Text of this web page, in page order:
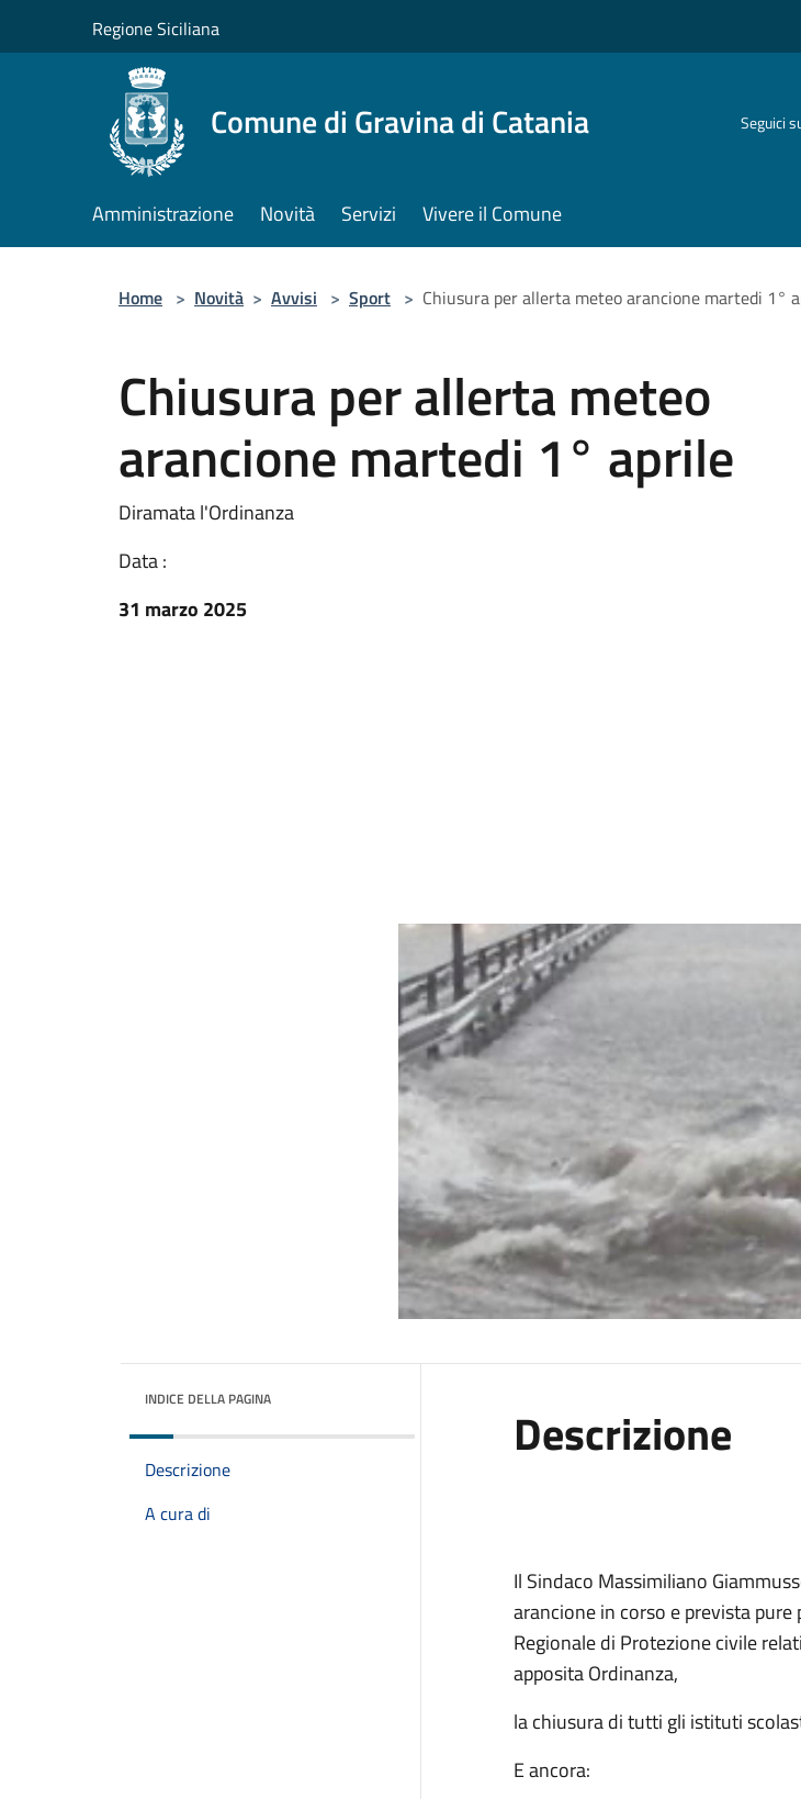
Regione Siciliana
Comune di Gravina di Catania Seguici
Amministrazione Novità Servizi Vivere il Comune
Home > Novità > Avvisi > Sport > Chiusura per allerta meteo arancione martedi 1°
Chiusura per allerta meteo
arancione martedi 1° aprile
Diramata l'Ordinanza
Data :
31 marzo 2025
INDICE DELLA PAGINA
Descrizione
A cura di
Descrizione
Il Sindaco Massimiliano
arancione in corso e prevista
Regionale di Protezione civile
apposita Ordinanza,
la chiusura di tutti gli istituti
E ancora: